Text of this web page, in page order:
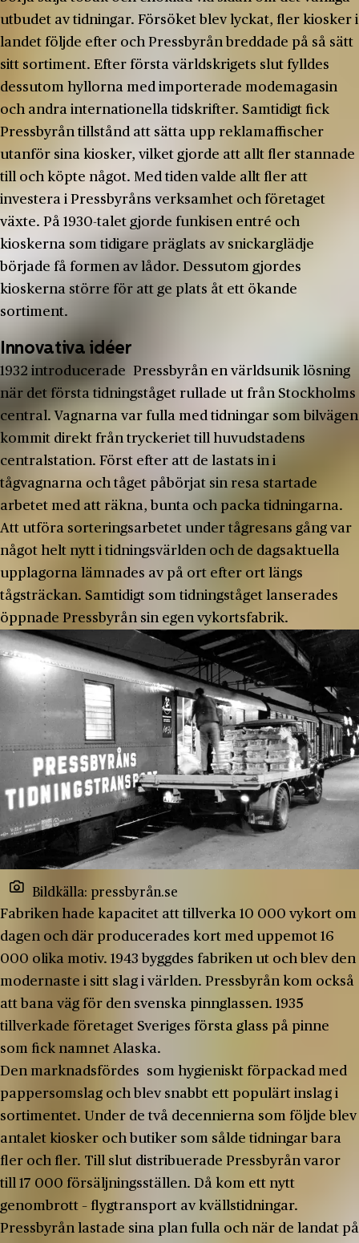
utbudet av tidningar. Försöket blev lyckat, fler kiosker i
landet följde efter och Pressbyrån breddade på så sätt
sitt sortiment. Efter första världskrigets slut fylldes
dessutom hyllorna med importerade modemagasin
och andra internationella tidskrifter. Samtidigt fick
Pressbyrån tillstånd att sätta upp reklamaffischer
utanför sina kiosker, vilket gjorde att allt fler stannade
till och köpte något. Med tiden valde allt fler att
investera i Pressbyråns verksamhet och företaget
växte. På 1930-talet gjorde funkisen entré och
kioskerna som tidigare präglats av snickarglädje
började få formen av lådor. Dessutom gjordes
kioskerna större för att ge plats åt ett ökande
sortiment.
Innovativa idéer
1932 introducerade Pressbyrån en världsunik lösning
när det första tidningståget rullade ut från Stockholms
central. Vagnarna var fulla med tidningar som bilvägen
kommit direkt från tryckeriet till huvudstadens
centralstation. Först efter att de lastats in i
tågvagnarna och tåget påbörjat sin resa startade
arbetet med att räkna, bunta och packa tidningarna.
Att utföra sorteringsarbetet under tågresans gång var
något helt nytt i tidningsvärlden och de dagsaktuella
upplagorna lämnades av på ort efter ort längs
tågsträckan. Samtidigt som tidningståget lanserades
öppnade Pressbyrån sin egen vykortsfabrik.
Bildkälla: pressbyrån.se
Fabriken hade kapacitet att tillverka 10 000 vykort om
dagen och där producerades kort med uppemot 16
000 olika motiv. 1943 byggdes fabriken ut och blev den
modernaste i sitt slag i världen. Pressbyrån kom också
att bana väg för den svenska pinnglassen. 1935
tillverkade företaget Sveriges första glass på pinne
som fick namnet Alaska.
Den marknadsfördes som hygieniskt förpackad med
pappersomslag och blev snabbt ett populärt inslag i
sortimentet. Under de två decennierna som följde blev
antalet kiosker och butiker som sålde tidningar bara
fler och fler. Till slut distribuerade Pressbyrån varor
till 17 000 försäljningsställen. Då kom ett nytt
genombrott – flygtransport av kvällstidningar.
Pressbyrån lastade sina plan fulla och när de landat på